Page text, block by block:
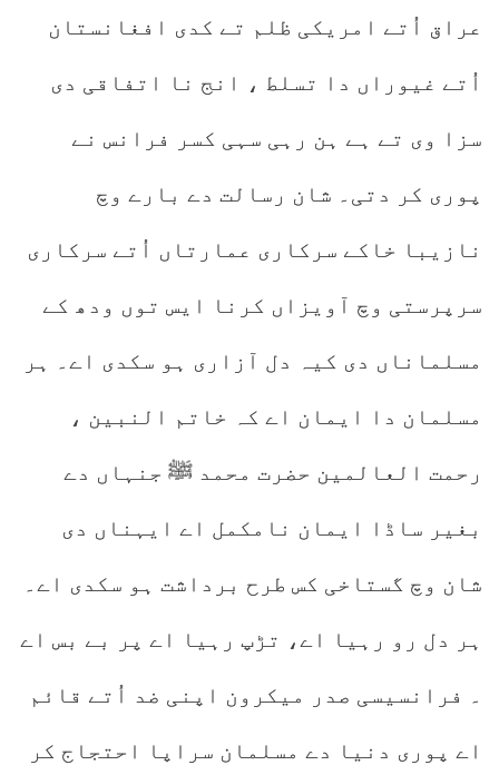
عراق اُتے امریکی ظلم تے کدی افغانستان
اُتے غیوراں دا تسلط ، انج نا اتفاقی دی
سزا وی تے ہے ہن رہی سہی کسر فرانس نے
پوری کر دتی۔ شان رسالت دے بارے وچ
نازیبا خاکے سرکاری عمارتاں اُتے سرکاری
سرپرستی وچ آویزاں کرنا ایس توں ودھ کے
مسلماناں دی کیہ دل آزاری ہو سکدی اے۔ ہر
مسلمان دا ایمان اے کہ خاتم النبین ،
رحمت العالمین حضرت محمد ﷺ جنہاں دے
بغیر ساڈا ایمان نامکمل اے ایہناں دی
شان وچ گستاخی کس طرح برداشت ہو سکدی اے۔
ہر دل رو رہیا اے، تڑپ رہیا اے پر بے بس اے
۔ فرانسیسی صدر میکرون اپنی ضد اُتے قائم
اے پوری دنیا دے مسلمان سراپا احتجاج کر